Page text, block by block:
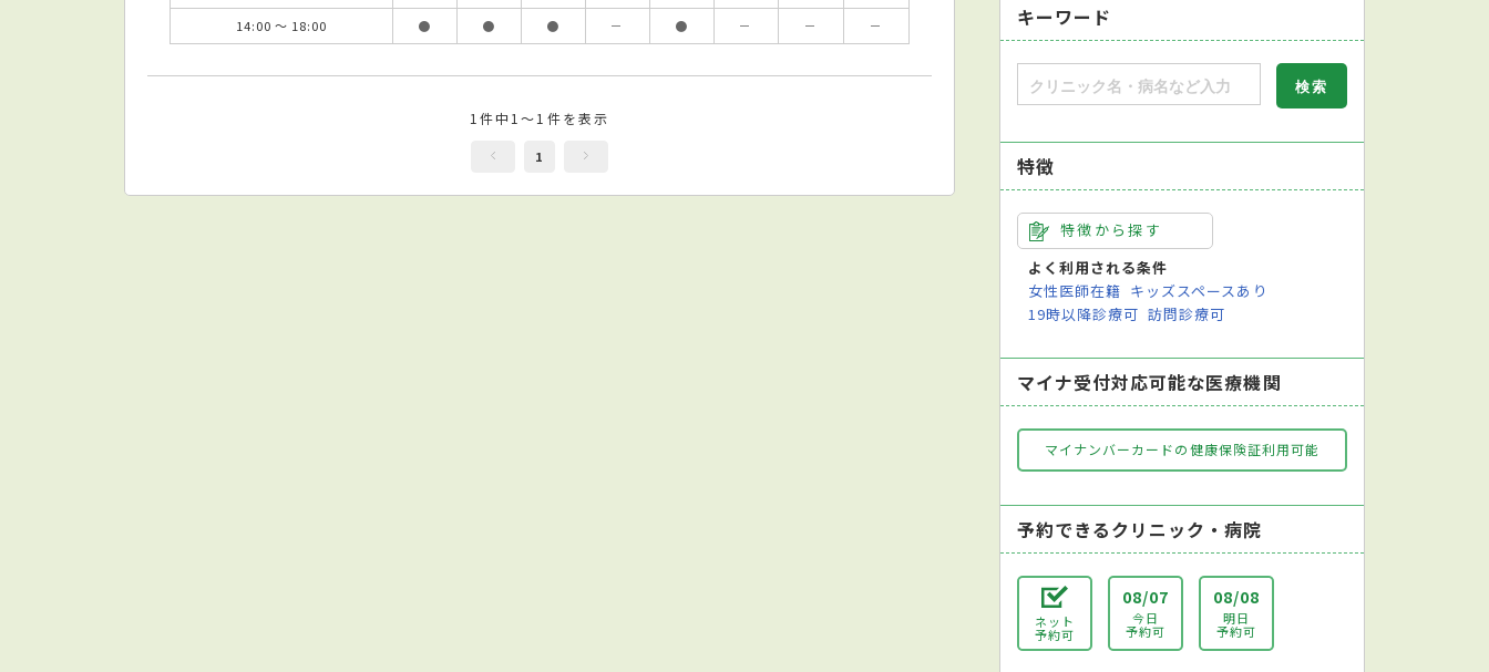
14:00 ～ 18:00
● ● ● － ● － － －
1件中1～1件を表示
1
キーワード
特徴
特徴から探す
よく利用される条件
女性医師在籍 キッズスペースあり
19時以降診療可 訪問診療可
マイナ受付対応可能な医療機関
マイナンバーカードの健康保険証利用可能
予約できるクリニック・病院
ネット
予約可
08/07
今日
予約可
08/08
明日
予約可